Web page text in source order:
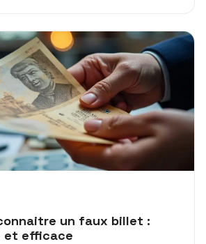
un faux billet :
et efficace